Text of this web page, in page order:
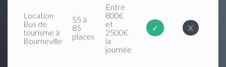
Location
Bus de
tourisme à
Bourneville
55 à
85
places
Entre
800€
et
2500€
la
journée
✓ X